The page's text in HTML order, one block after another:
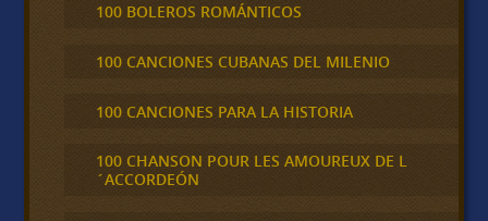
100 BOLEROS ROMÁNTICOS
100 CANCIONES CUBANAS DEL MILENIO
100 CANCIONES PARA LA HISTORIA
100 CHANSON POUR LES AMOUREUX DE L
´ACCORDEÓN